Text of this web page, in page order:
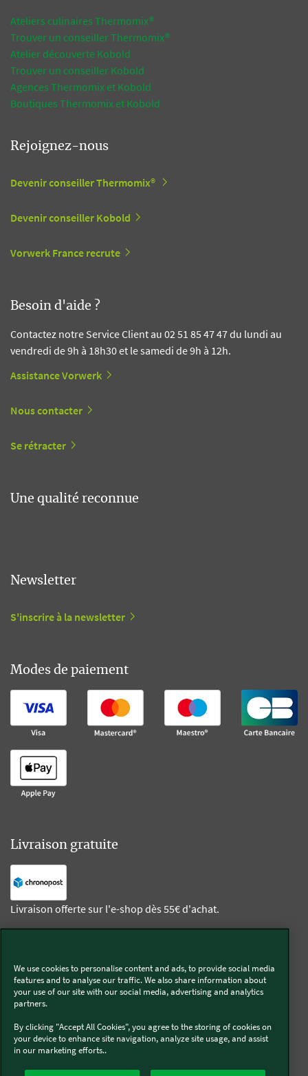
Ateliers culinaires Thermomix®
Trouver un conseiller Thermomix®
Atelier découverte Kobold
Trouver un conseiller Kobold
Agences Thermomix et Kobold
Boutiques Thermomix et Kobold
Rejoignez-nous
Devenir conseiller Thermomix®
Devenir conseiller Kobold
Vorwerk France recrute
Besoin d'aide ?
Contactez notre Service Client au 02 51 85 47 47 du lundi au
vendredi de 9h à 18h30 et le samedi de 9h à 12h.
Assistance Vorwerk
Nous contacter
Se rétracter
Une qualité reconnue
Newsletter
S'inscrire à la newsletter
Modes de paiement
Livraison gratuite
Livraison offerte sur l'e-shop dès 55€ d'achat.
Kobold
Thermomix®
We use cookies to personalise content and ads, to provide social media
features and to analyse our traffic. We also share information about
your use of our site with our social media, advertising and analytics
partners.
By clicking "Accept All Cookies", you agree to the storing of cookies on
your device to enhance site navigation, analyze site usage, and assist
in our marketing efforts..